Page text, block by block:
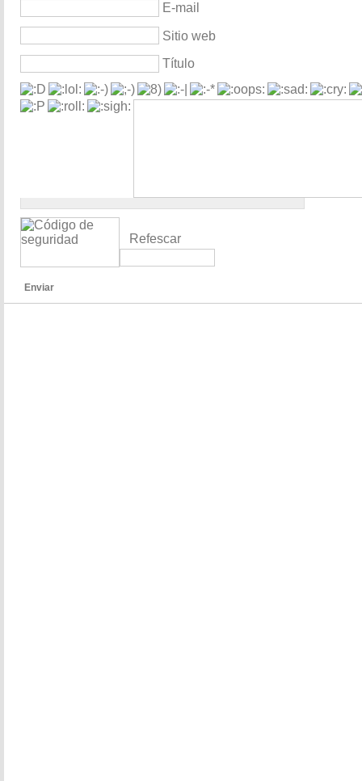
E-mail
Sitio web
Título
Refescar
Enviar